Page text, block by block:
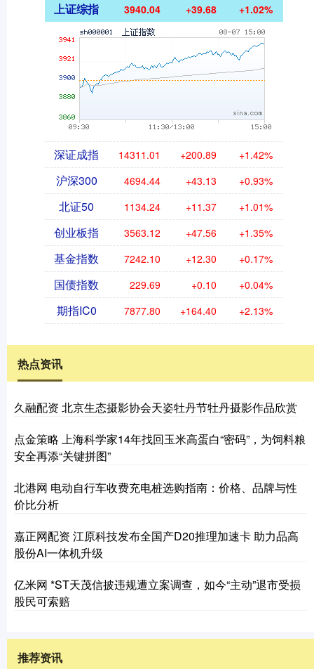
上证综指 3940.04 +39.68 +1.02%
深证成指 14311.01 +200.89 +1.42%
沪深300 4694.44 +43.13 +0.93%
北证50 1134.24 +11.37 +1.01%
创业板指 3563.12 +47.56 +1.35%
基金指数 7242.10 +12.30 +0.17%
国债指数 229.69 +0.10 +0.04%
期指IC0 7877.80 +164.40 +2.13%
热点资讯
久融配资 北京生态摄影协会天姿牡丹节牡丹摄影作品欣赏
点金策略 上海科学家14年找回玉米高蛋白“密码”，为饲料粮
安全再添“关键拼图”
北港网 电动自行车收费充电桩选购指南：价格、品牌与性
价比分析
嘉正网配资 江原科技发布全国产D20推理加速卡 助力品高
股份AI一体机升级
亿米网 *ST天茂信披违规遭立案调查，如今“主动”退市受损
股民可索赔
推荐资讯